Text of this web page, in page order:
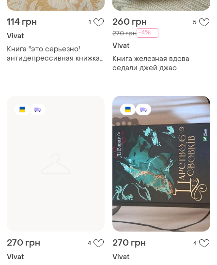
114 грн 1
Vivat
Книга "это серьезно!
антидепрессивная книжка
260 грн 5
270 грн -4%
Vivat
Книга железная вдова
седали джей джао
270 грн 4
Vivat
270 грн 4
Vivat